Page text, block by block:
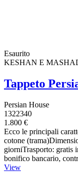
Esaurito
KESHAN E
Tappeto
Persian House
1322340
1.800 €
Ecco le principali
cotone
giorniTrasporto: gratis
bonifico bancario,
View